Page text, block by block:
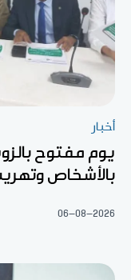
أخبار
يوم مفتوح
بالأشخاص
06-08-2026